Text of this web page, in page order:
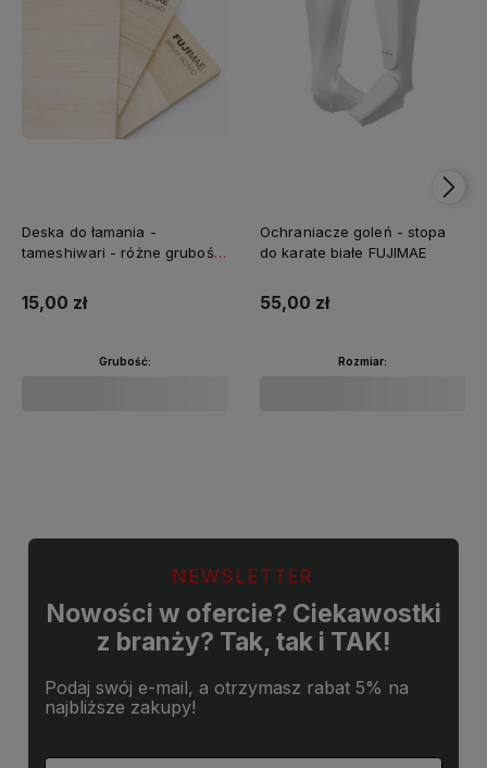
Deska do łamania -
tameshiwari - różne grubości
15,00 zł
Grubość:
Ochraniacze goleń - stopa
do karate białe FUJIMAE
55,00 zł
Rozmiar:
NEWSLETTER
Nowości w ofercie? Ciekawostki
z branży? Tak, tak i TAK!
Podaj swój e-mail, a otrzymasz rabat 5% na
najbliższe zakupy!